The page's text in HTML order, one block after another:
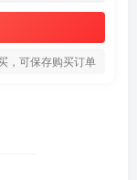
，可保存购买订单